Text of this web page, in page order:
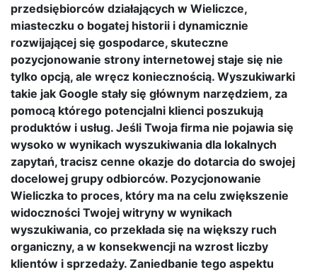
przedsiębiorców działających w Wieliczce,
miasteczku o bogatej historii i dynamicznie
rozwijającej się gospodarce, skuteczne
pozycjonowanie strony internetowej staje się nie
tylko opcją, ale wręcz koniecznością. Wyszukiwarki
takie jak Google stały się głównym narzędziem, za
pomocą którego potencjalni klienci poszukują
produktów i usług. Jeśli Twoja firma nie pojawia się
wysoko w wynikach wyszukiwania dla lokalnych
zapytań, tracisz cenne okazje do dotarcia do swojej
docelowej grupy odbiorców. Pozycjonowanie
Wieliczka to proces, który ma na celu zwiększenie
widoczności Twojej witryny w wynikach
wyszukiwania, co przekłada się na większy ruch
organiczny, a w konsekwencji na wzrost liczby
klientów i sprzedaży. Zaniedbanie tego aspektu